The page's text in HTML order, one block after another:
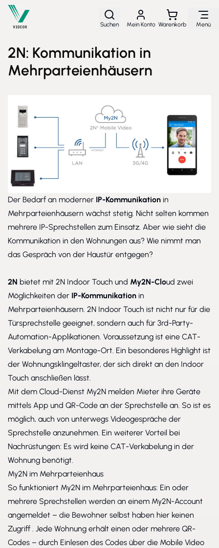
Direkt zum Inhalt
Suchen Mein Konto Warenkorb Menü
2N: Kommunikation in
Mehrparteienhäusern
Der Bedarf an moderner IP-Kommunikation in
Mehrparteienhäusern wächst stetig. Nicht selten kommen
mehrere IP-Sprechstellen zum Einsatz. Aber wie sieht die
Kommunikation in den Wohnungen aus? Wie nimmt man
das Gespräch von der Haustür entgegen?
2N bietet mit 2N Indoor Touch und My2N-Cloud zwei
Möglichkeiten der IP-Kommunikation in
Mehrparteienhäusern. 2N Indoor Touch ist nicht nur für die
Türsprechstelle geeignet, sondern auch für 3rd-Party-
Automation-Applikationen. Voraussetzung ist eine CAT-
Verkabelung am Montage-Ort. Ein besonderes Highlight ist
der Wohnungsklingeltaster, der sich direkt an den Indoor
Touch anschließen lässt.
Mit dem Cloud-Dienst My2N melden Mieter ihre Geräte
mittels App und QR-Code an der Sprechstelle an. So ist es
möglich, auch von unterwegs Videogespräche der
Sprechstelle anzunehmen. Ein weiterer Vorteil bei
Nachrüstungen: Es wird keine CAT-Verkabelung in der
Wohnung benötigt.
My2N im Mehrparteienhaus
So funktioniert My2N im Mehrparteienhaus: Ein oder
mehrere Sprechstellen werden an einem My2N-Account
angemeldet – die Bewohner selbst haben hier keinen
Zugriff . Jede Wohnung erhält einen oder mehrere QR-
Codes – durch Einlesen des Codes über die Mobile Video